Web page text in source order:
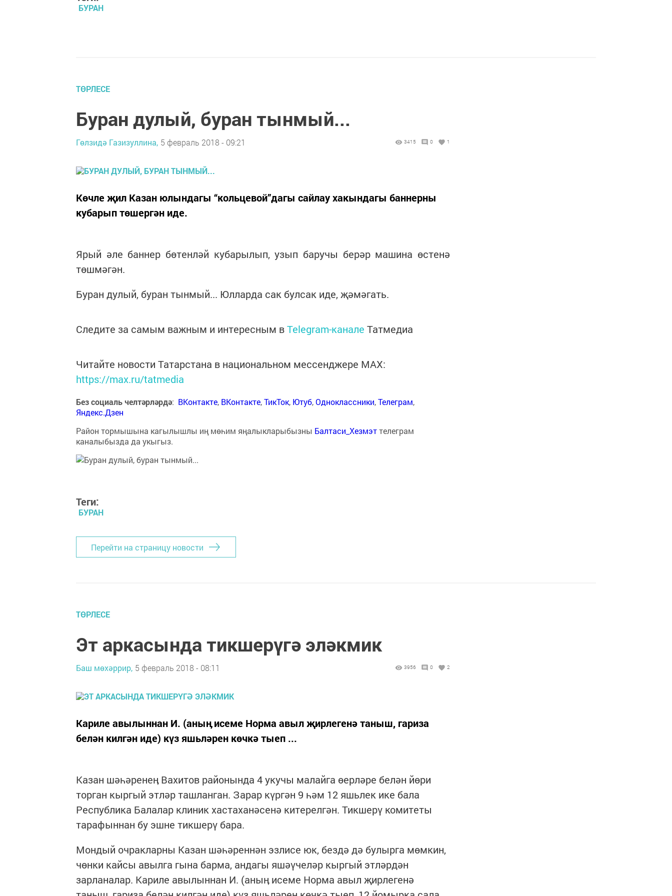
БУРАН
ТӨРЛЕСЕ
Буран дулый, буран тынмый...
Гөлзидә Газизуллина, 5 февраль 2018 - 09:21 3415 0 1
Көчле җил Казан юлындагы “кольцевой”дагы сайлау хакындагы баннерны
кубарып төшергән иде.
Ярый әле баннер бөтенләй кубарылып, узып баручы берәр машина өстенә
төшмәгән.
Буран дулый, буран тынмый... Юлларда сак булсак иде, җәмәгать.
Следите за самым важным и интересным вTelegram-канале Татмедиа
Читайте новости Татарстана в национальном мессенджере MАХ:
https://max.ru/tatmedia
Без социаль челтәрләрдә: ВКонтакте, ВКонтакте,ТикТок, Ютуб,Одноклассники,Телеграм,
Яндекс.Дзен
Район тормышына кагылышлы иң мөһим яңалыкларыбызны Балтаси_Хезмэттелеграм
каналыбызда да укыгыз.
Теги:
БУРАН
Перейти на страницу новости
ТӨРЛЕСЕ
Эт аркасында тикшерүгә эләкмик
Баш мөхәррир, 5 февраль 2018 - 08:11 3956 0 2
Кариле авылыннан И. (аныӊ исеме Норма авыл җирлегенә таныш, гариза
белән килгән иде) күз яшьләрен көчкә тыеп ...
Казан шәһәренеӊ Вахитов районында 4 укучы малайга өерләре белән йөри
торган кыргый этләр ташланган. Зарар күргән 9 һәм 12 яшьлек ике бала
Республика Балалар клиник хастаханәсенә китерелгән. Тикшерү комитеты
тарафыннан бу эшне тикшерү бара.
Мондый очракларны Казан шәһәреннән эзлисе юк, бездә дә булырга мөмкин,
чөнки кайсы авылга гына барма, андагы яшәүчеләр кыргый этләрдән
зарланалар. Кариле авылыннан И. (аныӊ исеме Норма авыл җирлегенә